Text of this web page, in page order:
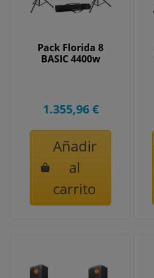
Pack Florida 8
BASIC 4400w
1.355,96 €
Añadir
al
carrito